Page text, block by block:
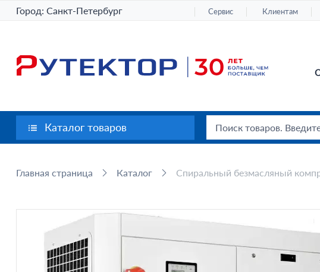
Город: Санкт-Петербург Сервис Клиентам
Каталог товаров
Главная страница Каталог Спиральный безмасляный